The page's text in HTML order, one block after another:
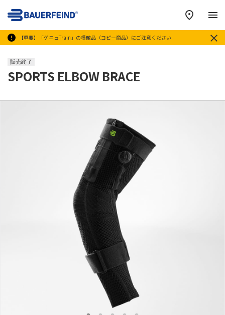
【重要】「ゲニュTrain」の模倣品（コピー商品）にご注意ください
メ
販売終了
SPORTS ELBOW BRACE